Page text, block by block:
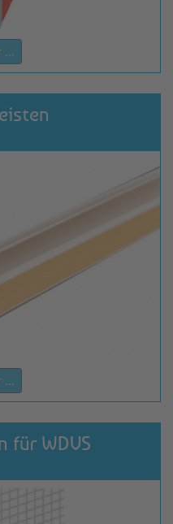
...
...
für WDVS